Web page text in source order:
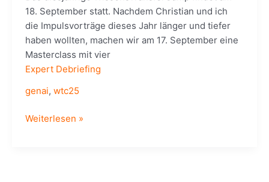
18. September statt. Nachdem Christian und ich
die Impulsvorträge dieses Jahr länger und tiefer
haben wollten, machen wir am 17. September eine
Masterclass mit vier
Expert Debriefing
genai,wtc25
Sessionvorschlag
Weiterlesen »